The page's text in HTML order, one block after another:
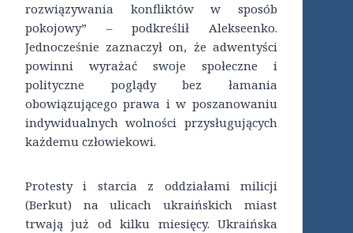
rozwiązywania konfliktów w sposób
pokojowy” – podkreślił Alekseenko.
Jednocześnie zaznaczył on, że adwentyści
powinni wyrażać swoje społeczne i
polityczne poglądy bez łamania
obowiązującego prawa i w poszanowaniu
indywidualnych wolności przysługujących
każdemu człowiekowi.
Protesty i starcia z oddziałami milicji
(Berkut) na ulicach ukraińskich miast
trwają już od kilku miesięcy. Ukraińska